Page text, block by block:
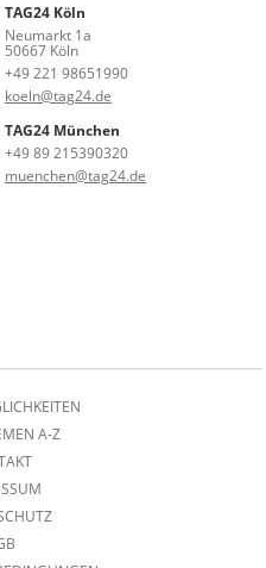
TAG24 Köln
Neumarkt 1a
50667 Köln
+49 221 98651990
koeln@tag24.de
TAG24 München
+49 89 215390320
muenchen@tag24.de
A-Z